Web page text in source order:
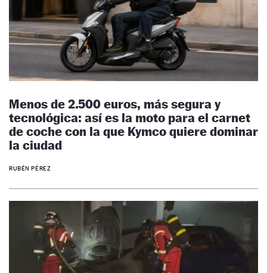
Menos de 2.500 euros, más segura y
tecnológica: así es la moto para el carnet
de coche con la que Kymco quiere dominar
la ciudad
RUBÉN PÉREZ